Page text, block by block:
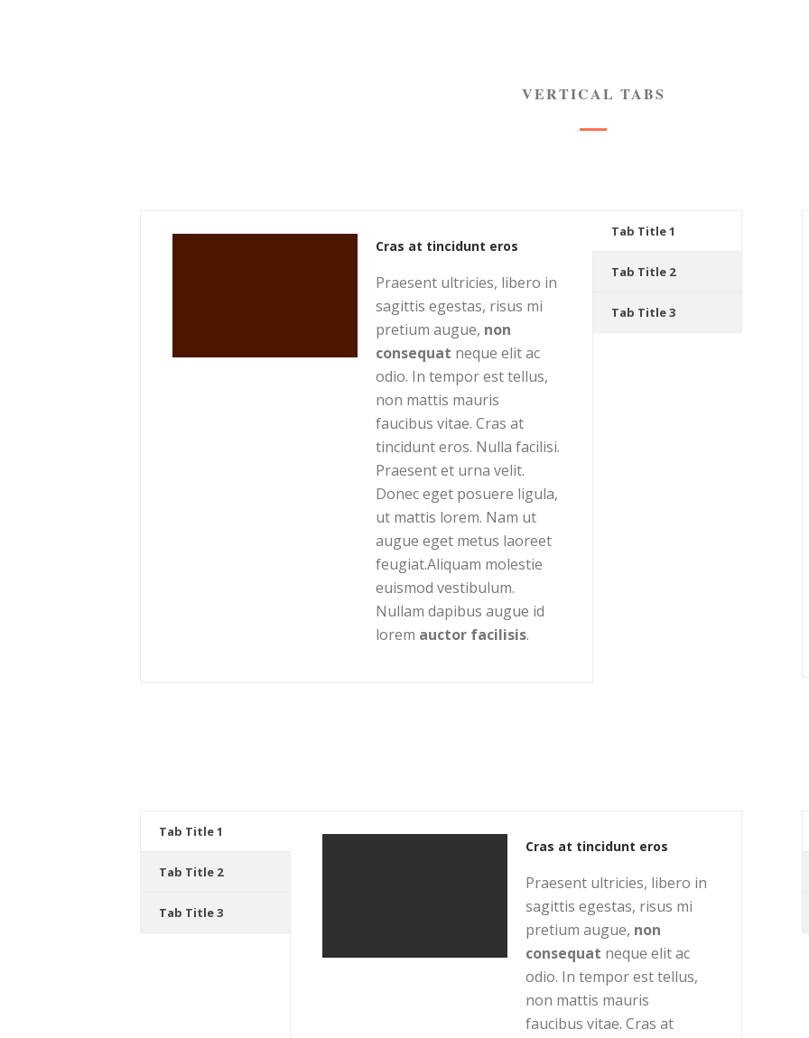
VERTICAL TABS
Tab Title 1
Tab Title 2
Tab Title 3
Cras at tincidunt eros
Praesent ultricies, libero in
sagittis egestas, risus mi
pretium augue, non
consequat neque elit ac
odio. In tempor est tellus,
non mattis mauris
faucibus vitae. Cras at
tincidunt eros. Nulla facilisi.
Praesent et urna velit.
Donec eget posuere ligula,
ut mattis lorem. Nam ut
augue eget metus laoreet
feugiat.Aliquam molestie
euismod vestibulum.
Nullam dapibus augue id
lorem auctor facilisis.
Tab Title 1
Tab Title 2
Tab Title 3
Cras at tincidunt eros
Praesent ultricies, libero in
sagittis egestas, risus mi
pretium augue, non
consequat neque elit ac
odio. In tempor est tellus,
non mattis mauris
faucibus vitae. Cras at